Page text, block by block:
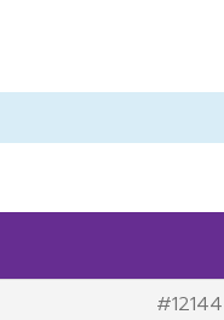
#12144